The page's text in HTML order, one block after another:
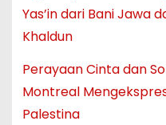
Yas’in dari Bani Jawa
Khaldun
Perayaan Cinta dan
Montreal
Palestina